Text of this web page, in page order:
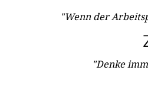
"Wenn der
"Denke